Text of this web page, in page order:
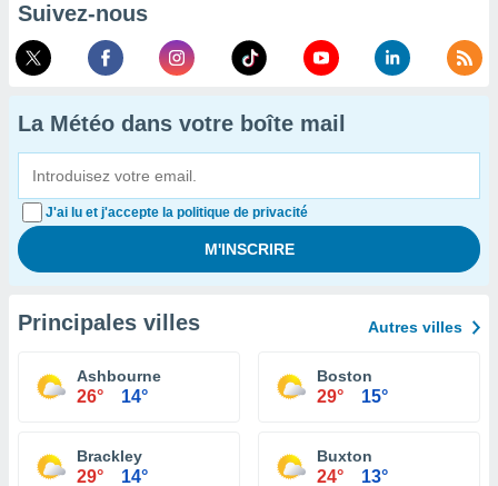
Suivez-nous
La Météo dans votre boîte mail
J'ai lu et j'accepte la politique de privacité
Principales villes Autres villes
Ashbourne
26° 14°
Boston
29° 15°
Brackley
29° 14°
Buxton
24° 13°